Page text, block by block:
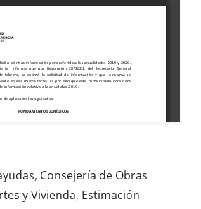
, Consejería de Obras
y Vivienda, Estimación